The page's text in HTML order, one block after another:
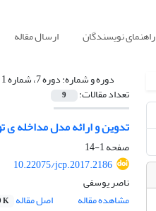
راهنمای نویسندگان ارسال مقاله
دوره و شماره:دوره 7، شماره 1 - شماره پیاپی 25، بهار 1394 (25)
تعداد مقالات: 9
تدوین و ارائه مدل مداخله ی
صفحه1-14
10.22075/jcp.2017.2186
ناصر یوسفی
مشاهده مقاله
اصل مقاله K